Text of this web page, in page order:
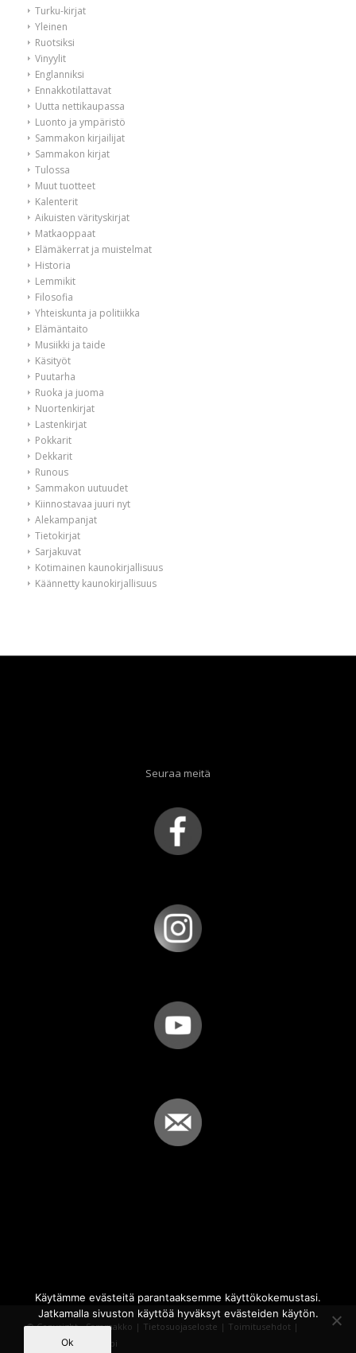
Turku-kirjat
Yleinen
Ruotsiksi
Vinyylit
Englanniksi
Ennakkotilattavat
Uutta nettikaupassa
Luonto ja ympäristö
Sammakon kirjailijat
Sammakon kirjat
Tulossa
Muut tuotteet
Kalenterit
Aikuisten värityskirjat
Matkaoppaat
Elämäkerrat ja muistelmat
Historia
Lemmikit
Filosofia
Yhteiskunta ja politiikka
Elämäntaito
Musiikki ja taide
Käsityöt
Puutarha
Ruoka ja juoma
Nuortenkirjat
Lastenkirjat
Pokkarit
Dekkarit
Runous
Sammakon uutuudet
Kiinnostavaa juuri nyt
Alekampanjat
Tietokirjat
Sarjakuvat
Kotimainen kaunokirjallisuus
Käännetty kaunokirjallisuus
Seuraa meitä
© Copyright - Sammakko | Tietosuojaseloste | Toimitusehdot |
Powered by
iQWebbi
Käytämme evästeitä parantaaksemme käyttökokemustasi.
Jatkamalla sivuston käyttöä hyväksyt evästeiden käytön.
Ok